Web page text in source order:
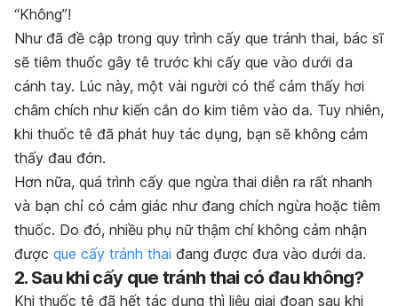
“Không”!
Như đã đề cập trong quy trình cấy que tránh thai, bác sĩ
sẽ tiêm thuốc gây tê trước khi cấy que vào dưới da
cánh tay. Lúc này, một vài người có thể cảm thấy hơi
châm chích như kiến cắn do kim tiêm vào da. Tuy nhiên,
khi thuốc tê đã phát huy tác dụng, bạn sẽ không cảm
thấy đau đớn.
Hơn nữa, quá trình cấy que ngừa thai diễn ra rất nhanh
và bạn chỉ có cảm giác như đang chích ngừa hoặc tiêm
thuốc. Do đó, nhiều phụ nữ thậm chí không cảm nhận
được que cấy tránh thai đang được đưa vào dưới da.
2. Sau khi cấy que tránh thai có đau không?
Khi thuốc tê đã hết tác dụng thì liệu giai đoạn sau khi